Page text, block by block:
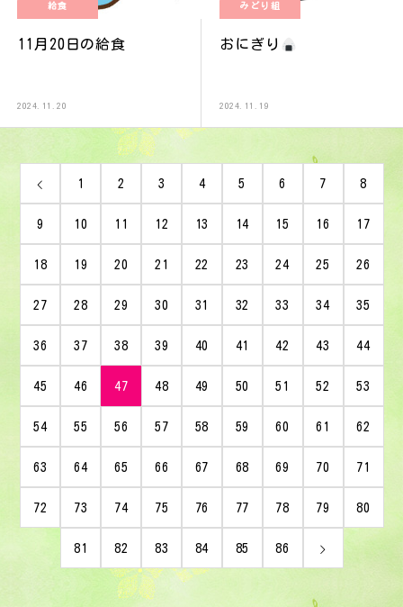
給食
11月20日の給食
2024.11.20
みどり組
おにぎり
2024.11.19
1 2 3 4 5 6 7 8
9 10 11 12 13 14 15 16 17
18 19 20 21 22 23 24 25 26
27 28 29 30 31 32 33 34 35
36 37 38 39 40 41 42 43 44
45 46 47 48 49 50 51 52 53
54 55 56 57 58 59 60 61 62
63 64 65 66 67 68 69 70 71
72 73 74 75 76 77 78 79 80
81 82 83 84 85 86